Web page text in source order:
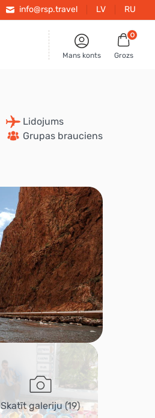
info@rsp.travel LV RU
Mans konts
0
Grozs
Lidojums
Grupas brauciens
Skatīt galeriju(19)